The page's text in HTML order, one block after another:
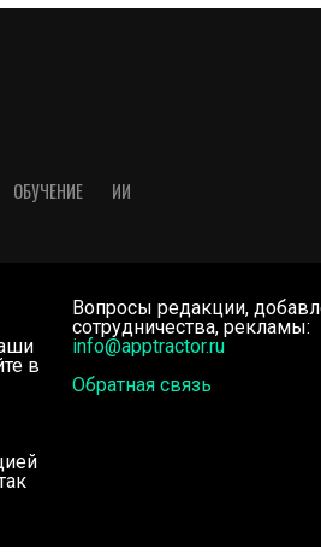
ОБУЧЕНИЕ ИИ
в
Вопросы редакции,
сотрудничества, рекламы:
info@apptractor.ru
Обратная связь